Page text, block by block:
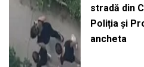
stradă din
Poliția și
ancheta